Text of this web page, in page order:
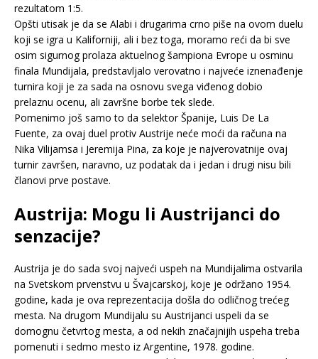
rezultatom 1:5.
Opšti utisak je da se Alabi i drugarima crno piše na ovom duelu
koji se igra u Kaliforniji, ali i bez toga, moramo reći da bi sve
osim sigurnog prolaza aktuelnog šampiona Evrope u osminu
finala Mundijala, predstavljalo verovatno i najveće iznenađenje
turnira koji je za sada na osnovu svega viđenog dobio
prelaznu ocenu, ali završne borbe tek slede.
Pomenimo još samo to da selektor Španije, Luis De La
Fuente, za ovaj duel protiv Austrije neće moći da računa na
Nika Vilijamsa i Jeremija Pina, za koje je najverovatnije ovaj
turnir završen, naravno, uz podatak da i jedan i drugi nisu bili
članovi prve postave.
Austrija: Mogu li Austrijanci do
senzacije?
Austrija je do sada svoj najveći uspeh na Mundijalima ostvarila
na Svetskom prvenstvu u Švajcarskoj, koje je održano 1954.
godine, kada je ova reprezentacija došla do odličnog trećeg
mesta. Na drugom Mundijalu su Austrijanci uspeli da se
domognu četvrtog mesta, a od nekih značajnijih uspeha treba
pomenuti i sedmo mesto iz Argentine, 1978. godine.